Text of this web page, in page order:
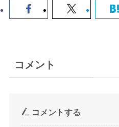
コメント
コメントする